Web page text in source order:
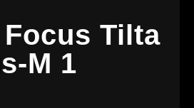
Tilta
M 1